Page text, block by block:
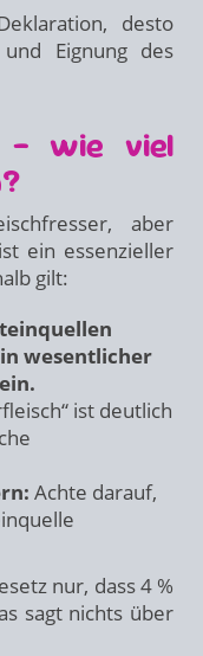
desto
Eignung des
– wie viel
aber
ein essenzieller
gilt:
wesentlicher
ist deutlich
Achte darauf,
nur, dass 4 %
sagt nichts über